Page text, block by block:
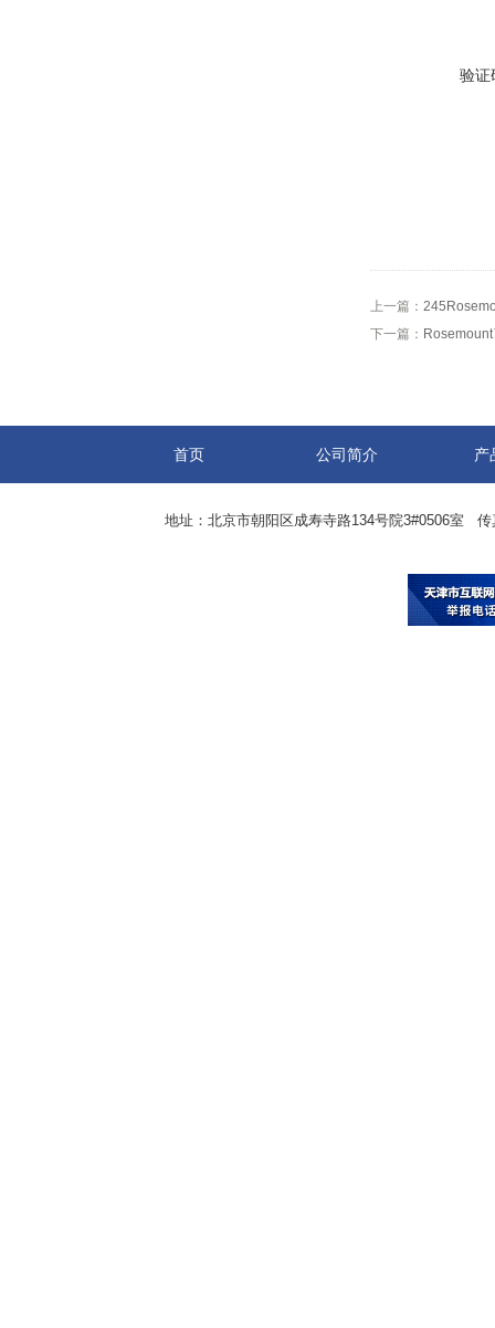
验证
上一篇：
下一篇：
首页 公司简介 产
地址：北京市朝阳区成寿寺路134号院3#0506室